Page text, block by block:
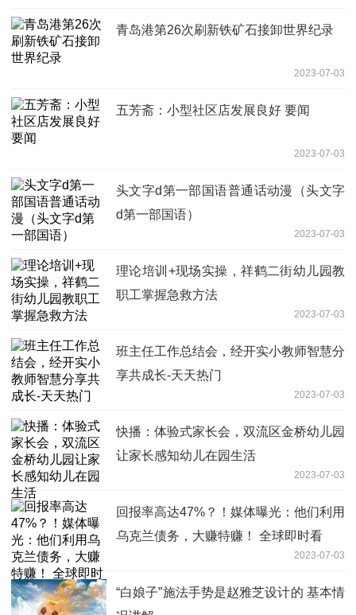
青岛港第26次刷新铁矿石接卸世界纪录
2023-07-03
五芳斋：小型社区店发展良好 要闻
2023-07-03
头文字d第一部国语普通话动漫（头文字
d第一部国语）
2023-07-03
理论培训+现场实操，祥鹤二街幼儿园教
职工掌握急救方法
2023-07-03
班主任工作总结会，经开实小教师智慧分
享共成长-天天热门
2023-07-03
快播：体验式家长会，双流区金桥幼儿园
让家长感知幼儿在园生活
2023-07-03
回报率高达47%？！媒体曝光：他们利用
乌克兰债务，大赚特赚！ 全球即时看
2023-07-03
“白娘子”施法手势是赵雅芝设计的 基本情